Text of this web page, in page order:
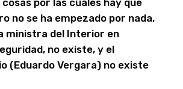
por las cuales hay que
no se ha empezado por nada,
ministra del Interior en
no existe, y el
(Eduardo Vergara) no existe